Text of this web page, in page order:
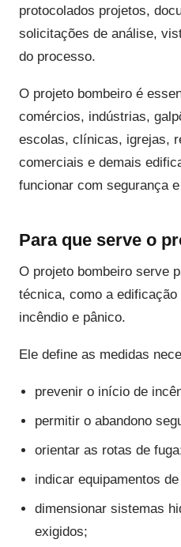
protocolados projetos,
solicitações de análise,
do processo.
O projeto bombeiro é
comércios, indústrias,
escolas, clínicas, igrejas,
comerciais e demais
funcionar com segurança
Para que serve o
O projeto bombeiro serve
técnica, como a
incêndio e pânico.
Ele define as medidas
prevenir o início de
permitir o abandono
orientar as rotas de
indicar equipamentos
dimensionar sistemas
exigidos;